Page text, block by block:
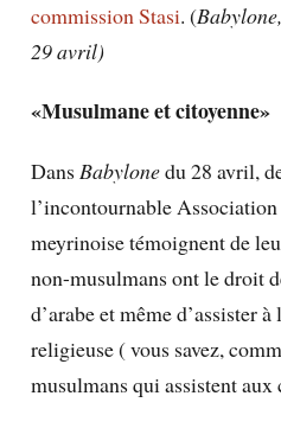
commission Stasi. (
29 avril)
«Musulmane et citoyenne»
Dans Babylonedu 28 avril,
l’incontournable
meyrinoisetémoignent de
non-musulmans ont le droit
d’arabe et même d’assister
religieuse ( vous savez,
musulmans qui assistent aux